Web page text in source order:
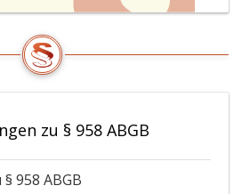
zu § 958 ABGB
958 ABGB